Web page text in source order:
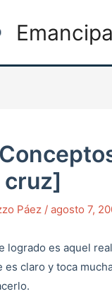
cruz]
Páez / agosto 7,
logrado es aquel
claro y toca